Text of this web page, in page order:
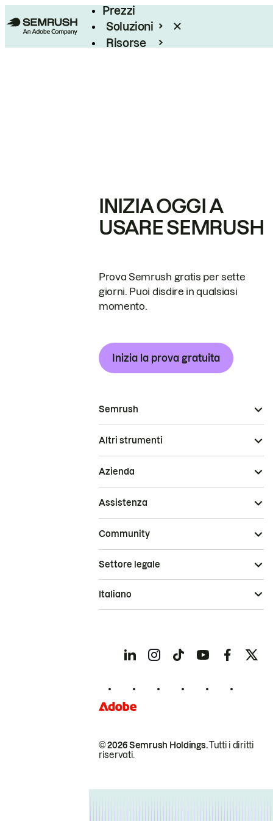
Prezzi
Soluzioni
Risorse
INIZIA OGGI A
USARE SEMRUSH
Prova Semrush gratis per sette
giorni. Puoi disdire in qualsiasi
momento.
Inizia la prova gratuita
Semrush
Altri strumenti
Azienda
Assistenza
Community
© 2026 Semrush Holdings.Tutti i diritti
riservati.
Settore legale
Italiano